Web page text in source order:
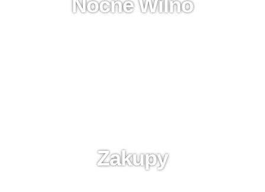
Nocne Wilno
Zakupy